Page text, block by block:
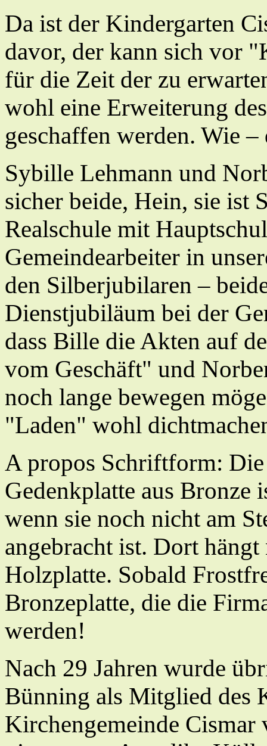
Da ist der Kindergarten
davor, der kann sich vor
für die Zeit der zu
wohl eine Erweiterung
geschaffen werden. Wie
Sybille Lehmann und
sicher beide, Hein, sie ist
Realschule mit
Gemeindearbeiter in
den Silberjubilaren –
Dienstjubiläum bei der
dass Bille die Akten auf
vom Geschäft" und
noch lange bewegen
"Laden" wohl
A propos Schriftform:
Gedenkplatte aus Bronze
wenn sie noch nicht am
angebracht ist. Dort
Holzplatte. Sobald
Bronzeplatte, die die
werden!
Nach 29 Jahren wurde
Bünning als Mitglied des
Kirchengemeinde Cismar